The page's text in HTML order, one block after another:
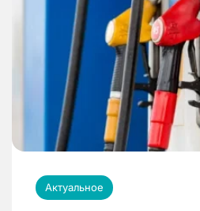
Актуальное